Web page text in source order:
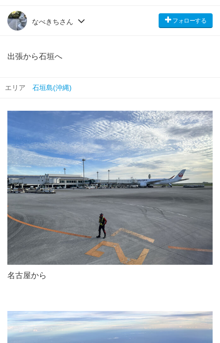
なべきちさん フォローする
出張から石垣へ
エリア 石垣島(沖縄)
名古屋から